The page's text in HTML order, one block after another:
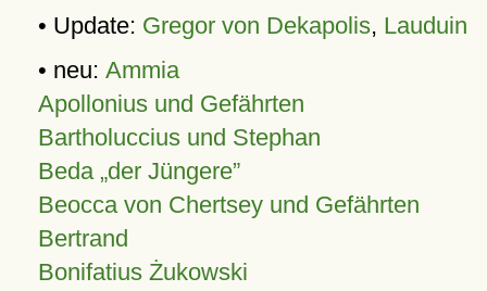
• Update: Gregor von Dekapolis, Lauduin
• neu: Ammia
Apollonius und Gefährten
Bartholuccius und Stephan
Beda „der Jüngere”
Beocca von Chertsey und Gefährten
Bertrand
Bonifatius Żukowski